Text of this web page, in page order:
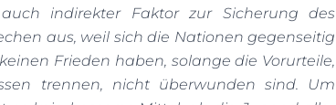
indirekter Faktor zur Sicherung des
aus, weil sich die Nationen gegenseitig
Frieden haben, solange die Vorurteile,
trennen, nicht überwunden sind. Um